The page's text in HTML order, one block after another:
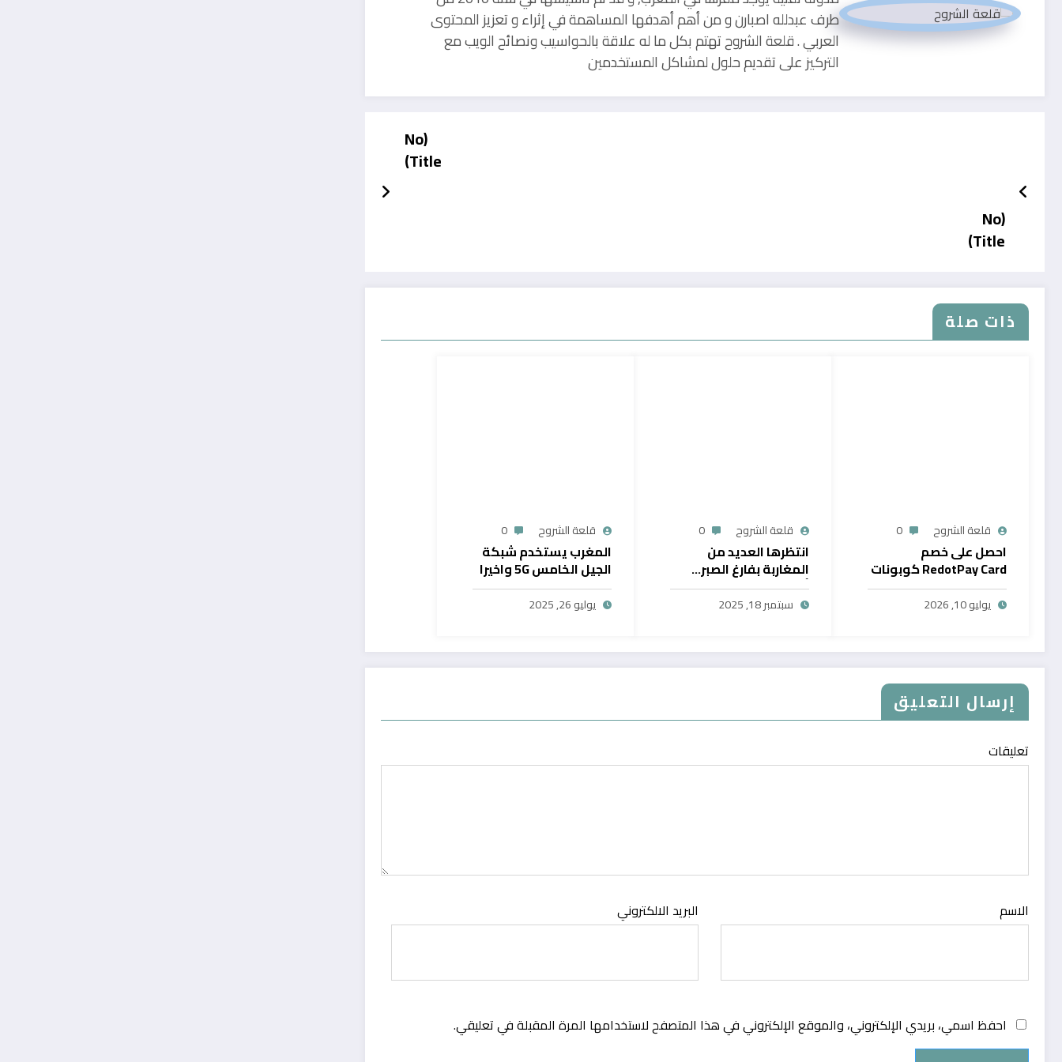
طرف عبدلله اصبارن و من أهم أهدفها المساهمة في إثراء و تعزيز المحتوى
العربي . قلعة الشروح تهتم بكل ما له علاقة بالحواسيب ونصائح الويب مع
التركيز على تقديم حلول لمشاكل المستخدمين
(No
Title)
(No
Title)
ذات صلة
قلعة الشروح 0
احصل على خصم
RedotPay Card كوبونات
حصرية
يوليو 10, 2026
قلعة الشروح 0
انتظرها العديد من
المغاربة بفارغ الصبر…
أول خدمة رقمية تتيح
سحب الرصيد من بايبال
سبتمبر 18, 2025
قلعة الشروح 0
المغرب يستخدم شبكة
الجيل الخامس 5G واخيرا
يوليو 26, 2025
إرسال التعليق
تعليقات
الاسم البريد الالكتروني
احفظ اسمي، بريدي الإلكتروني، والموقع الإلكتروني في هذا المتصفح لاستخدامها المرة المقبلة في تعليقي.